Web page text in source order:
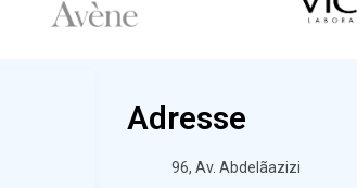
Adresse
96, Av. Abdelãazizi